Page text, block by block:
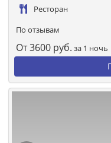
Ресторан
По отзывам
От3600 руб. за 1 ночь